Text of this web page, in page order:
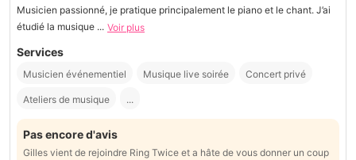
Musicien passionné, je pratique principalement le piano et le chant. J’ai
étudié la musique ... Voir plus
Services
Musicien événementiel Musique live soirée Concert privé
Ateliers de musique ...
Pas encore d'avis
Gilles vient de rejoindre Ring Twice et a hâte de vous donner un coup